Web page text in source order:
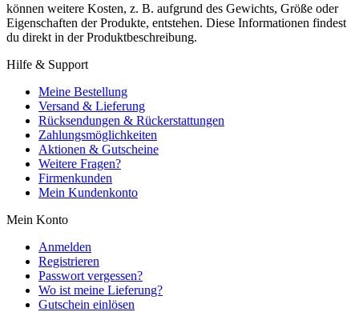
können weitere Kosten, z. B. aufgrund des Gewichts, Größe oder
Eigenschaften der Produkte, entstehen. Diese Informationen findest
du direkt in der Produktbeschreibung.
Hilfe & Support
Meine Bestellung
Versand & Lieferung
Rücksendungen & Rückerstattungen
Zahlungsmöglichkeiten
Aktionen & Gutscheine
Weitere Fragen?
Firmenkunden
Mein Kundenkonto
Mein Konto
Anmelden
Registrieren
Passwort vergessen?
Wo ist meine Lieferung?
Gutschein einlösen